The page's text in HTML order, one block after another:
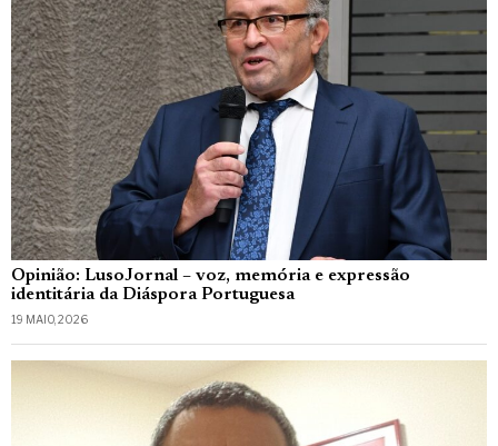
Opinião: LusoJornal – voz, memória e expressão
identitária da Diáspora Portuguesa
19 MAIO, 2026